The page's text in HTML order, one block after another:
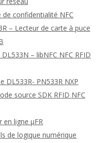
de confidentialité NFC
– Lecteur de carte à puce
– libNFC NFC RFID
DL533R- PN533R NXP
source SDK RFID NFC
en ligne μFR
de logique numérique